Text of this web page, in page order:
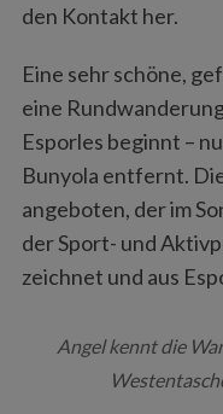
den Kontakt her.
Eine sehr schöne,
eine
Esporles beginnt –
Bunyola entfernt.
angeboten, der im
der Sport- und
zeichnet und aus
Angel kennt die